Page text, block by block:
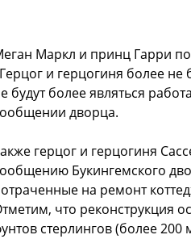
Маркл и принц Гарри
и герцогиня более не
будут более являться
дворца.
герцог и герцогиня
Букингемского
на ремонт
что реконструкция
стерлингов (более